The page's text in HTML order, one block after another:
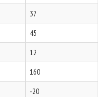
37
45
12
160
-20